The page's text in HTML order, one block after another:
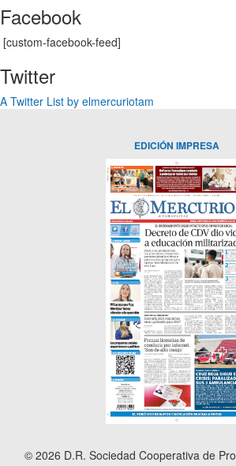
Facebook
[custom-facebook-feed]
Twitter
A Twitter List by elmercuriotam
EDICIÓN IMPRESA
© 2026 D.R. Sociedad Cooperativa de